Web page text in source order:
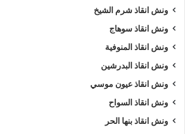
ونش انقاذ شرم الشيخ
ونش انقاذ سوهاج
ونش انقاذ المنوفية
ونش انقاذ البدرشين
ونش انقاذ عيون موسي
ونش انقاذ السواح
ونش انقاذ بنها الحر